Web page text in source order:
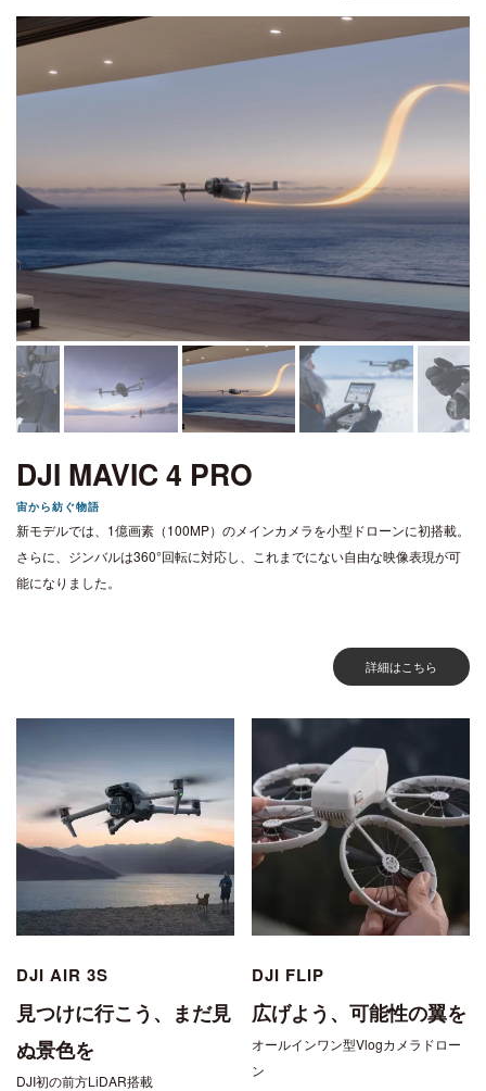
DJI MAVIC 4 PRO
宙から紡ぐ物語
新モデルでは、1億画素（100MP）のメインカメラを小型ドローンに初搭載。
さらに、ジンバルは360°回転に対応し、これまでにない自由な映像表現が可
能になりました。
詳細はこちら
DJI AIR 3S
見つけに行こう、まだ見
ぬ景色を
DJI初の前方LiDAR搭載
DJI FLIP
広げよう、可能性の翼を
オールインワン型Vlogカメラドロー
ン